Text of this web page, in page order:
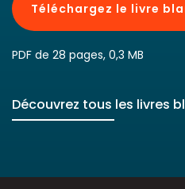
Téléchargez le livre
PDF de 28 pages, 0,3 MB
Découvrez tous les livres